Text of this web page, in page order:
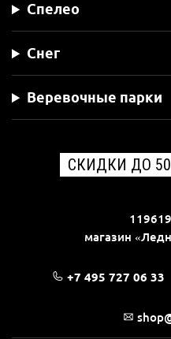
Спелео
Снег
Веревочные парки
СКИДКИ ДО
магазин
+7 495 727 06 33